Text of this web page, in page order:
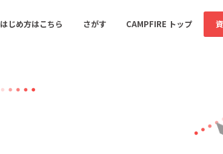
はじめ方はこちら さがす CAMPFIRE トップ
新着
舞台・パフォ